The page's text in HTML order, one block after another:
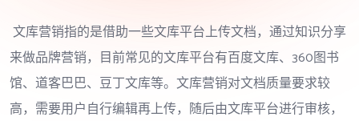
文库营销指的是借助一些文库平台上传文档，通过知识分享
来做品牌营销，目前常见的文库平台有百度文库、360图书
馆、道客巴巴、豆丁文库等。文库营销对文档质量要求较
高，需要用户自行编辑再上传，随后由文库平台进行审核，